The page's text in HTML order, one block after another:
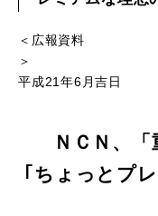
＜広報資料
平成21年6月吉日
ＮＣＮ、
｢ちょっとプ